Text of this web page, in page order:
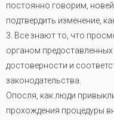
постоянно говорим,
подтвердить изменение,
3. Все знают то, что
органом
достоверности и
законодательства.
Опосля, как люди
прохождения процедуры